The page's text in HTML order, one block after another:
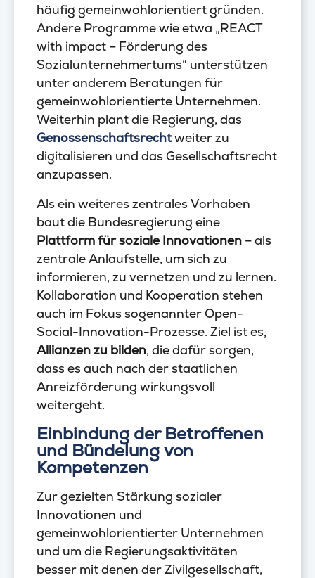
häufig gemeinwohlorientiert gründen.
Andere Programme wie etwa „REACT
with impact – Förderung des
Sozialunternehmertums“ unterstützen
unter anderem Beratungen für
gemeinwohlorientierte Unternehmen.
Weiterhin plant die Regierung, das
Genossenschaftsrechtweiter zu
digitalisieren und das Gesellschaftsrecht
anzupassen.
Als ein weiteres zentrales Vorhaben
baut die Bundesregierung eine
Plattform für soziale Innovationen – als
zentrale Anlaufstelle, um sich zu
informieren, zu vernetzen und zu lernen.
Kollaboration und Kooperation stehen
auch im Fokus sogenannter Open-
Social-Innovation-Prozesse. Ziel ist es,
Allianzen zu bilden, die dafür sorgen,
dass es auch nach der staatlichen
Anreizförderung wirkungsvoll
weitergeht.
Einbindung der Betroffenen
und Bündelung von
Kompetenzen
Zur gezielten Stärkung sozialer
Innovationen und
gemeinwohlorientierter Unternehmen
und um die Regierungsaktivitäten
besser mit denen der Zivilgesellschaft,